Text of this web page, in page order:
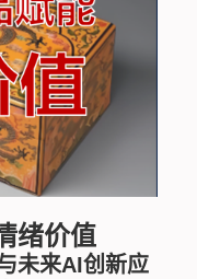
绪价值
未来AI创新应